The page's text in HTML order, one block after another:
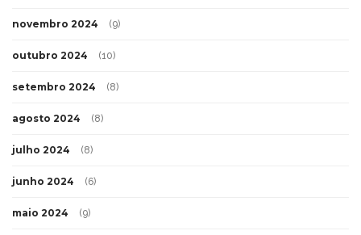
novembro 2024 (9)
outubro 2024 (10)
setembro 2024 (8)
agosto 2024 (8)
julho 2024 (8)
junho 2024 (6)
maio 2024 (9)